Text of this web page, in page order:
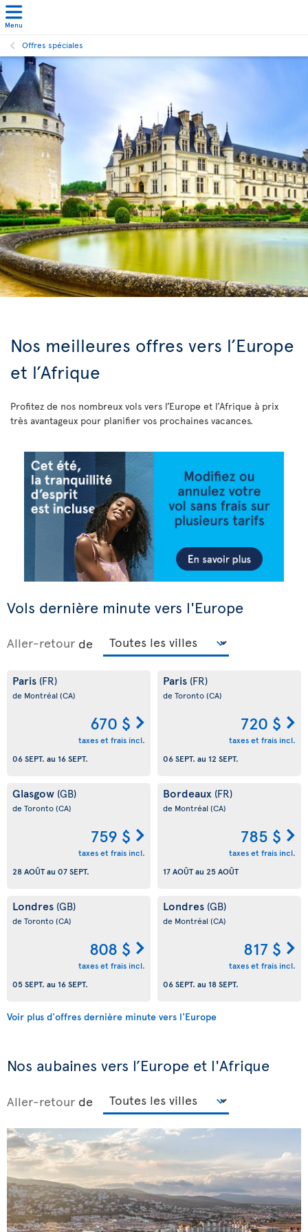
Menu
Offres spéciales
Nos meilleures offres vers l’Europe
et l’Afrique
Profitez de nos nombreux vols vers l’Europe et l’Afrique à prix
très avantageux pour planifier vos prochaines vacances.
Vols dernière minute vers l'Europe
Aller-retour de
Paris (FR)
de Montréal (CA)
670 $
taxes et frais incl.
06 SEPT. au 16 SEPT.
Paris (FR)
de Toronto(CA)
720 $
taxes et frais incl.
06 SEPT. au 12 SEPT.
Glasgow (GB)
de Toronto(CA)
759 $
taxes et frais incl.
28 AOÛTau 07 SEPT.
Bordeaux (FR)
de Montréal (CA)
785 $
taxes et frais incl.
17 AOÛTau 25 AOÛT
Londres (GB)
de Toronto(CA)
808 $
taxes et frais incl.
05 SEPT. au 16 SEPT.
Londres (GB)
de Montréal (CA)
817 $
taxes et frais incl.
06 SEPT. au 18 SEPT.
Voir plus d'offres dernière minute vers l'Europe
Nos aubaines vers l’Europe et l'Afrique
Aller-retour de